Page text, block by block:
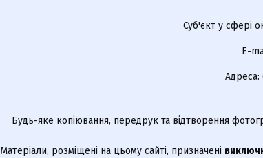
Суб'єкт у сфері
E-
Адреса:
Будь-яке копіювання, передрук та відтворення
Матеріали, розміщені на цьому сайті, призначені